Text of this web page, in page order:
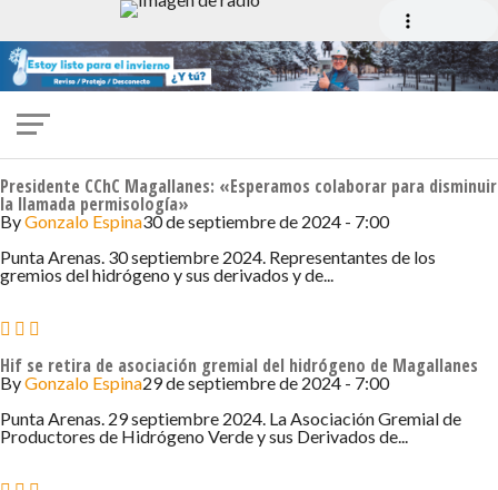
Presidente CChC Magallanes: «Esperamos colaborar para disminuir
la llamada permisología»
ByGonzalo Espina30 de septiembre de 2024 - 7:00
Punta Arenas. 30 septiembre 2024. Representantes de los
gremios del hidrógeno y sus derivados y de...
Hif se retira de asociación gremial del hidrógeno de Magallanes
ByGonzalo Espina29 de septiembre de 2024 - 7:00
Punta Arenas. 29 septiembre 2024. La Asociación Gremial de
Productores de Hidrógeno Verde y sus Derivados de...